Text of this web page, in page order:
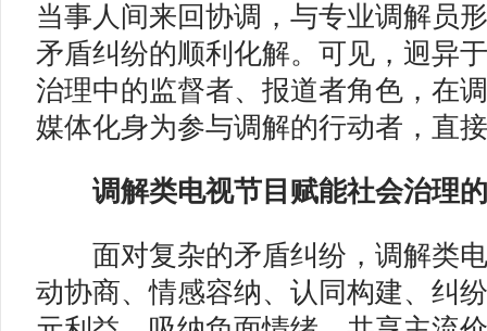
当事人间来回协调，与专业调解员
矛盾纠纷的顺利化解。可见，迥异
治理中的监督者、报道者角色，在
媒体化身为参与调解的行动者，直
调解类电视节目 赋能社会治理
面对复杂的矛盾纠纷，调解类电
动协商、情感容纳、认同构建、纠